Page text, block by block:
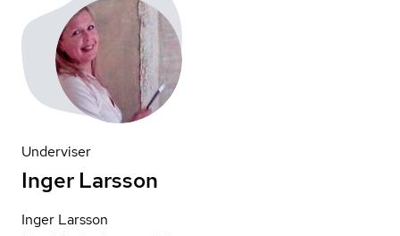
Underviser
Inger Larsson
Inger Larsson